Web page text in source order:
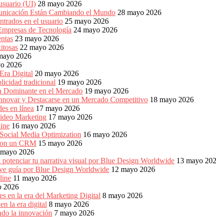
(UI) 28 mayo 2026
Están Cambiando el Mundo 28 mayo 2026
en el usuario 25 mayo 2026
de Tecnología 24 mayo 2026
23 mayo 2026
22 mayo 2026
2026
2026
Digital 20 mayo 2026
tradicional 19 mayo 2026
Dominante en el Mercado 19 mayo 2026
y Destacarse en un Mercado Competitivo 18 mayo 2026
en línea 17 mayo 2026
Marketing 17 mayo 2026
16 mayo 2026
Media Optimization 16 mayo 2026
un CRM 15 mayo 2026
2026
tu narrativa visual por Blue Design Worldwide 13 mayo
guía por Blue Design Worldwide 12 mayo 2026
11 mayo 2026
2026
en la era del Marketing Digital 8 mayo 2026
la era digital 8 mayo 2026
la innovación 7 mayo 2026